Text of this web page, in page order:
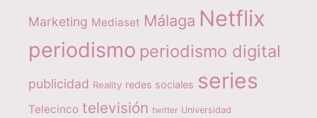
Marketing Mediaset Málaga Netflix
periodismo periodismo digital
publicidad Reality redes sociales series
Telecinco televisión twitter Universidad